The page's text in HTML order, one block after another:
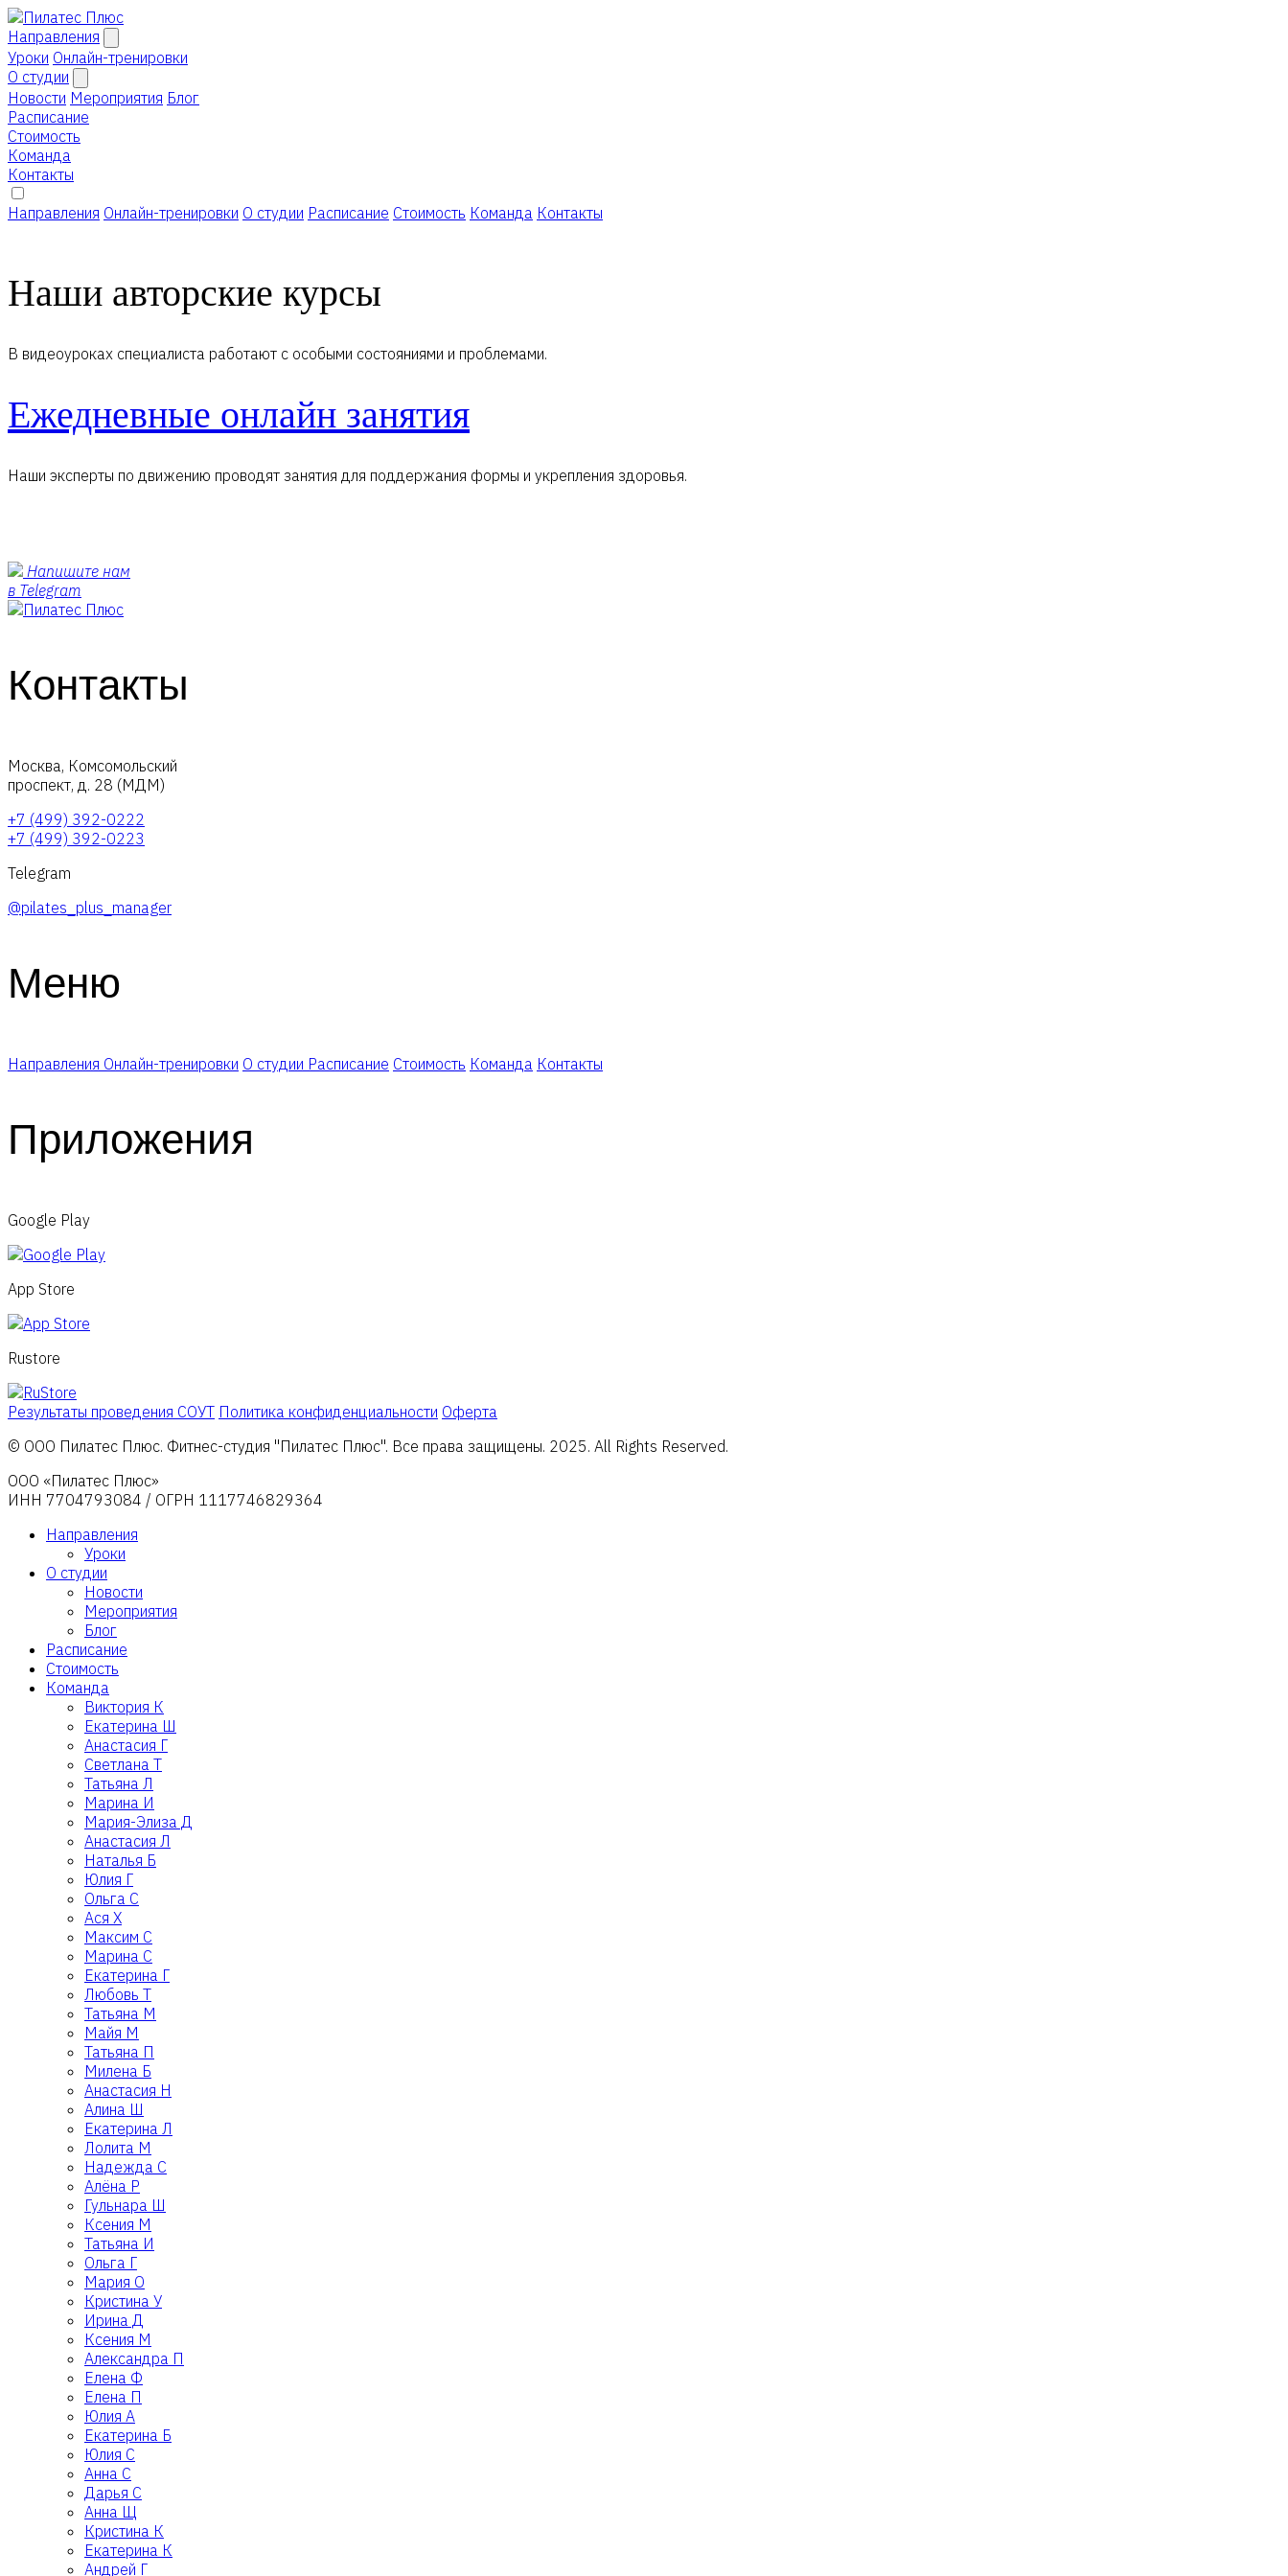
Направления
Уроки Онлайн-тренировки
О студии
Новости Мероприятия Блог
Расписание
Стоимость
Команда
Контакты
Направления Онлайн-тренировки О студии Расписание Стоимость Команда Контакты
Наши авторские курсы
В видеоуроках специалиста работают с особыми состояниями и проблемами.
Ежедневные онлайн занятия
Наши эксперты по движению проводят занятия для поддержания формы и укрепления здоровья.
Напишите нам
в Telegram
Контакты
Москва, Комсомольский
проспект, д. 28 (МДМ)
+7 (499) 392-0222
+7 (499) 392-0223
Telegram
@pilates_plus_manager
Меню
Направления Онлайн-тренировки О студии Расписание Стоимость Команда Контакты
Приложения
Google Play
App Store
Rustore
Результаты проведения СОУТ Политика конфиденциальности Оферта
© ООО Пилатес Плюс. Фитнес-студия "Пилатес Плюс". Все права защищены. 2025. All Rights Reserved.
ООО «Пилатес Плюс»
ИНН 7704793084 / ОГРН 1117746829364
Направления
Уроки
О студии
Новости
Мероприятия
Блог
Расписание
Стоимость
Команда
Виктория К
Екатерина Ш
Анастасия Г
Светлана Т
Татьяна Л
Марина И
Мария-Элиза Д
Анастасия Л
Наталья Б
Юлия Г
Ольга С
Ася Х
Максим С
Марина С
Екатерина Г
Любовь Т
Татьяна М
Майя М
Татьяна П
Милена Б
Анастасия Н
Алина Ш
Екатерина Л
Лолита М
Надежда С
Алёна Р
Гульнара Ш
Ксения М
Татьяна И
Ольга Г
Мария О
Кристина У
Ирина Д
Ксения М
Александра П
Елена Ф
Елена П
Юлия А
Екатерина Б
Юлия С
Анна С
Дарья С
Анна Щ
Кристина К
Екатерина К
Андрей Г